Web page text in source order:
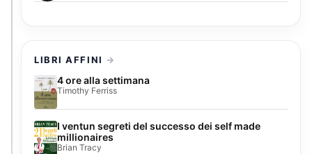
LIBRI AFFINI
4 ore alla settimana
Timothy Ferriss
I ventun segreti del successo dei self made
millionaires
Brian Tracy